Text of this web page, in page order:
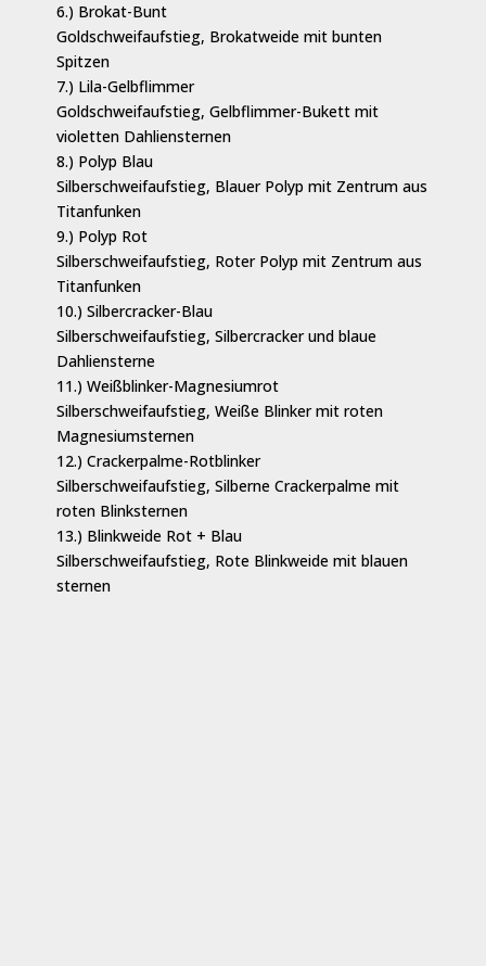
6.) Brokat-Bunt
Goldschweifaufstieg, Brokatweide mit bunten
Spitzen
7.) Lila-Gelbflimmer
Goldschweifaufstieg, Gelbflimmer-Bukett mit
violetten Dahliensternen
8.) Polyp Blau
Silberschweifaufstieg, Blauer Polyp mit Zentrum aus
Titanfunken
9.) Polyp Rot
Silberschweifaufstieg, Roter Polyp mit Zentrum aus
Titanfunken
10.) Silbercracker-Blau
Silberschweifaufstieg, Silbercracker und blaue
Dahliensterne
11.) Weißblinker-Magnesiumrot
Silberschweifaufstieg, Weiße Blinker mit roten
Magnesiumsternen
12.) Crackerpalme-Rotblinker
Silberschweifaufstieg, Silberne Crackerpalme mit
roten Blinksternen
13.) Blinkweide Rot + Blau
Silberschweifaufstieg, Rote Blinkweide mit blauen
sternen